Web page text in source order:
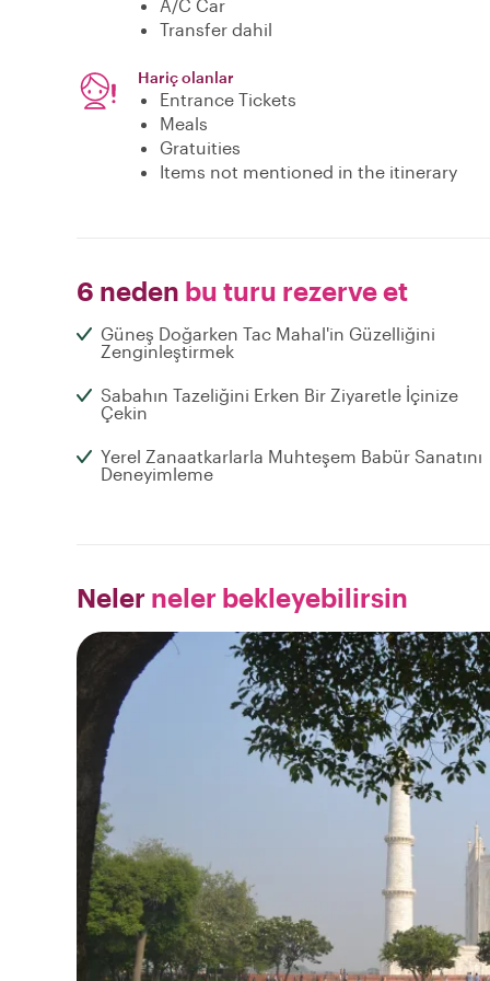
A/C Car
Transfer dahil
Hariç olanlar
Entrance Tickets
Meals
Gratuities
Items not mentioned in the itinerary
6 neden bu turu rezerve et
Güneş Doğarken Tac Mahal'in Güzelliğini
Zenginleştirmek
Sabahın Tazeliğini Erken Bir Ziyaretle İçinize
Çekin
Yerel Zanaatkarlarla Muhteşem Babür Sanatını
Deneyimleme
Neler neler bekleyebilirsin